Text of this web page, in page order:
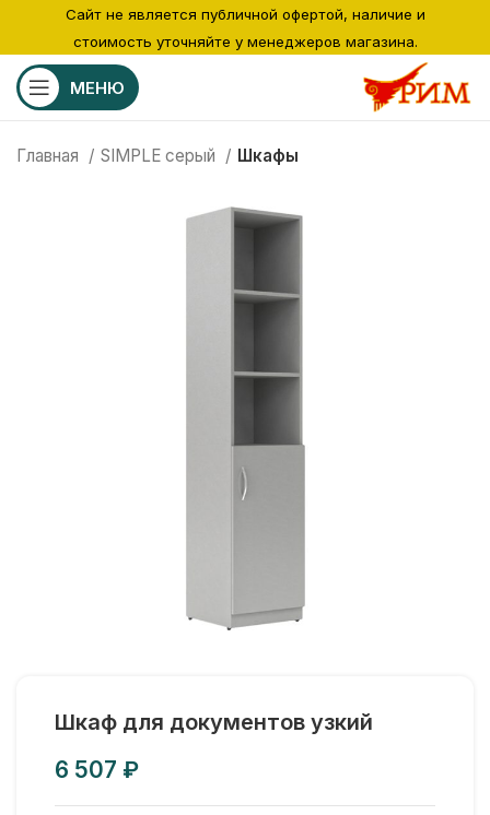
МЕНЮ
Главная SIMPLE серый Шкафы
Шкаф для документов узкий
₽
Сайт не является публичной офертой, наличие и
стоимость уточняйте у менеджеров магазина.